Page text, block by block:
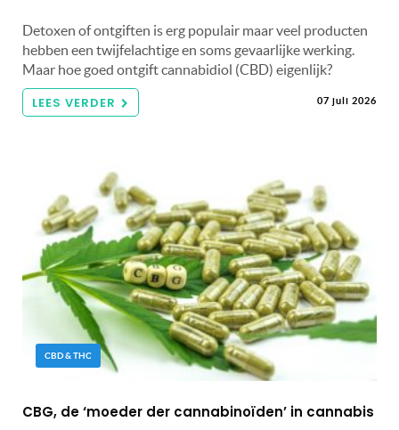
Detoxen of ontgiften is erg populair maar veel producten
hebben een twijfelachtige en soms gevaarlijke werking.
Maar hoe goed ontgift cannabidiol (CBD) eigenlijk?
LEES VERDER 07 juli 2026
CBD & THC
CBG, de ‘moeder der cannabinoïden’ in cannabis